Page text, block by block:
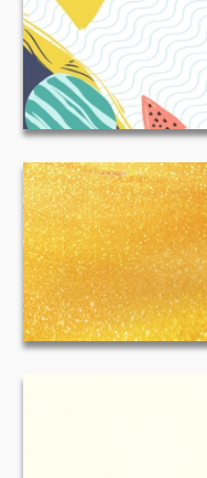
夏日上新清新手绘淘